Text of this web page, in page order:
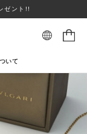
ゼント!!
ポン対象商品
登録
いて